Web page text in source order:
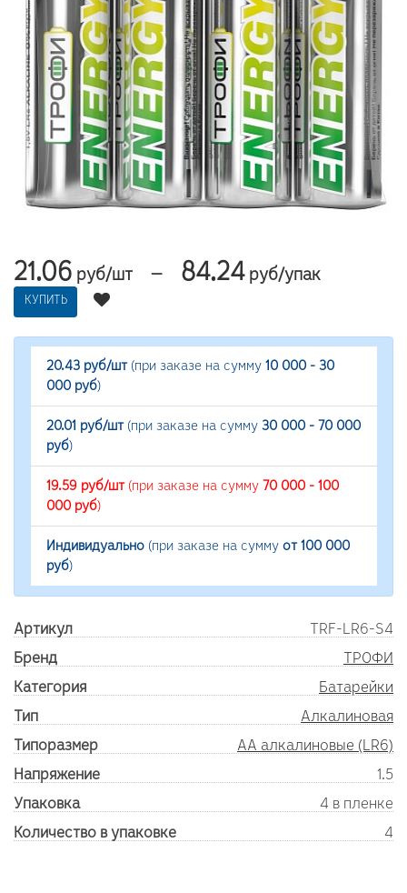
21.06 руб/шт — 84.24руб/упак
КУПИТЬ
20.43 руб/шт(при заказе на сумму 10 000 - 30
000 руб)
20.01 руб/шт(при заказе на сумму 30 000 - 70 000
руб)
19.59 руб/шт(при заказе на сумму 70 000 - 100
000 руб)
Индивидуально (при заказе на сумму от 100 000
руб)
Артикул
TRF-LR6-S4
Бренд
ТРОФИ
Категория
Батарейки
Тип
Алкалиновая
Типоразмер
AA алкалиновые (LR6)
Напряжение
1.5
Упаковка
4 в пленке
Количество в упаковке
4